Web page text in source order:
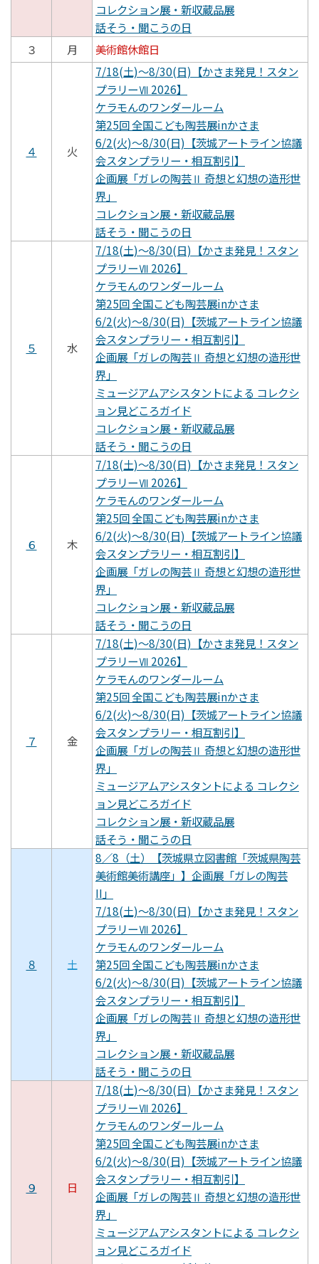
コレクション展・新収蔵品展
話そう・聞こうの日
３
月 美術館休館日
４ 火
7/18(土)～8/30(日)【かさま発見！スタン
プラリーⅦ 2026】
ケラモんのワンダールーム
第25回 全国こども陶芸展inかさま
6/2(火)～8/30(日)【茨城アートライン協議
会スタンプラリー・相互割引】
企画展「ガレの陶芸Ⅱ 奇想と幻想の造形世
界」
コレクション展・新収蔵品展
話そう・聞こうの日
５ 水
7/18(土)～8/30(日)【かさま発見！スタン
プラリーⅦ 2026】
ケラモんのワンダールーム
第25回 全国こども陶芸展inかさま
6/2(火)～8/30(日)【茨城アートライン協議
会スタンプラリー・相互割引】
企画展「ガレの陶芸Ⅱ 奇想と幻想の造形世
界」
ミュージアムアシスタントによる コレクシ
ョン見どころガイド
コレクション展・新収蔵品展
話そう・聞こうの日
６ 木
7/18(土)～8/30(日)【かさま発見！スタン
プラリーⅦ 2026】
ケラモんのワンダールーム
第25回 全国こども陶芸展inかさま
6/2(火)～8/30(日)【茨城アートライン協議
会スタンプラリー・相互割引】
企画展「ガレの陶芸Ⅱ 奇想と幻想の造形世
界」
コレクション展・新収蔵品展
話そう・聞こうの日
７ 金
7/18(土)～8/30(日)【かさま発見！スタン
プラリーⅦ 2026】
ケラモんのワンダールーム
第25回 全国こども陶芸展inかさま
6/2(火)～8/30(日)【茨城アートライン協議
会スタンプラリー・相互割引】
企画展「ガレの陶芸Ⅱ 奇想と幻想の造形世
界」
ミュージアムアシスタントによる コレクシ
ョン見どころガイド
コレクション展・新収蔵品展
話そう・聞こうの日
８ 土
8／8（土）【茨城県立図書館「茨城県陶芸
美術館美術講座」】企画展「ガレの陶芸
II」
7/18(土)～8/30(日)【かさま発見！スタン
プラリーⅦ 2026】
ケラモんのワンダールーム
第25回 全国こども陶芸展inかさま
6/2(火)～8/30(日)【茨城アートライン協議
会スタンプラリー・相互割引】
企画展「ガレの陶芸Ⅱ 奇想と幻想の造形世
界」
コレクション展・新収蔵品展
話そう・聞こうの日
９ 日
7/18(土)～8/30(日)【かさま発見！スタン
プラリーⅦ 2026】
ケラモんのワンダールーム
第25回 全国こども陶芸展inかさま
6/2(火)～8/30(日)【茨城アートライン協議
会スタンプラリー・相互割引】
企画展「ガレの陶芸Ⅱ 奇想と幻想の造形世
界」
ミュージアムアシスタントによる コレクシ
ョン見どころガイド